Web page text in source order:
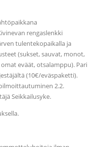
rengaslenkki
tulentekopaikalla ja
(sukset, sauvat, monot,
eväät, otsalamppu). Pari
(10€/eväspaketti).
2.2.
Seikkailusyke.